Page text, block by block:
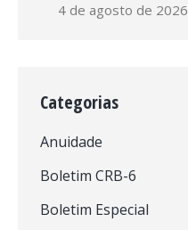
4 de agosto de 2026
Categorias
Anuidade
Boletim CRB-6
Boletim Especial